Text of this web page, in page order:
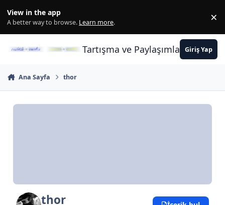
View in the app
A better way to browse. Learn more. ×
Tartışma ve PaylaşımlarınGiriş Yap
Ana Sayfa thor
thor